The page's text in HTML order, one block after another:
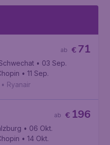
€71
ab
• 03 Sep.
• 11 Sep.
• Ryanair
€ 196
ab
• 06 Okt.
• 14 Okt.